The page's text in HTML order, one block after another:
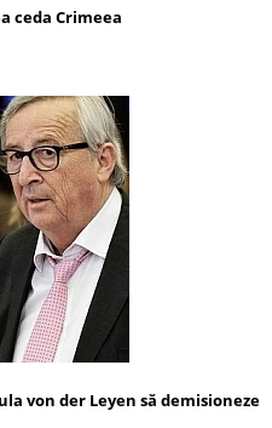
ceda Crimeea
von der Leyen să demisioneze